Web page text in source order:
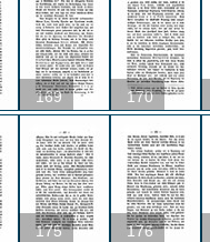
169 170
175 176